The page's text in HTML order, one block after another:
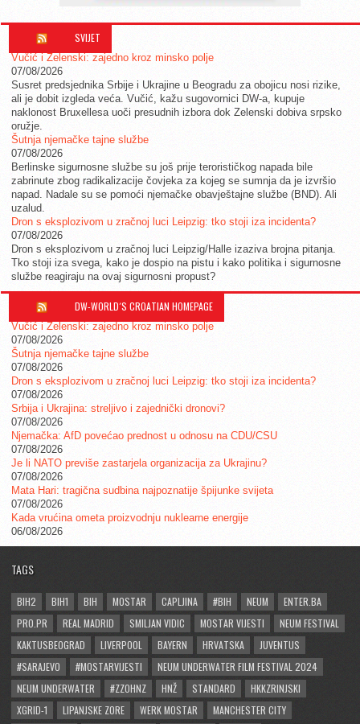
SVIJET
Vučić i Zelenski: zajedno kroz minsko polje
07/08/2026
Susret predsjednika Srbije i Ukrajine u Beogradu za obojicu nosi rizike,
ali je dobit izgleda veća. Vučić, kažu sugovornici DW-a, kupuje
naklonost Bruxellesa uoči presudnih izbora dok Zelenski dobiva srpsko
oružje.
Šutnja njemačke tajne službe
07/08/2026
Berlinske sigurnosne službe su još prije terorističkog napada bile
zabrinute zbog radikalizacije čovjeka za kojeg se sumnja da je izvršio
napad. Nadale su se pomoći njemačke obavještajne službe (BND). Ali
uzalud.
Dron s eksplozivom u zračnoj luci Leipzig: tko stoji iza incidenta?
07/08/2026
Dron s eksplozivom u zračnoj luci Leipzig/Halle izaziva brojna pitanja.
Tko stoji iza svega, kako je dospio na pistu i kako politika i sigurnosne
službe reagiraju na ovaj sigurnosni propust?
DW-WORLD´S CROATIAN HOMEPAGE
Vučić i Zelenski: zajedno kroz minsko polje
07/08/2026
Šutnja njemačke tajne službe
07/08/2026
Dron s eksplozivom u zračnoj luci Leipzig: tko stoji iza incidenta?
07/08/2026
Srbija i Ukrajina: streljivo i zajednički dronovi?
07/08/2026
Njemačka: AfD povećao prednost u odnosu na CDU/CSU
07/08/2026
Je li NATO previše zastarjela organizacija za Ukrajinu?
07/08/2026
Mata Hari: tragična sudbina najpoznatije špijunke svijeta
07/08/2026
Kada vrućina ometa proizvodnju nuklearne energije
06/08/2026
TAGS
BIH2 BIH1 BIH MOSTAR CAPLJINA #BIH NEUM
ENTER.BA
PRO.PR
REAL MADRID SMILJAN VIDIC MOSTAR VIJESTI
NEUM FESTIVAL
KAKTUSBEOGRAD
LIVERPOOL BAYERN HRVATSKA
JUVENTUS
#SARAJEVO
#MOSTARVIJESTI
NEUM UNDERWATER FILM FESTIVAL 2024
NEUM UNDERWATER
#ZZOHNZ HNŽ STANDARD
HKKZRINJSKI
XGRID-1
LIPANJSKE ZORE WERK MOSTAR
MANCHESTER CITY